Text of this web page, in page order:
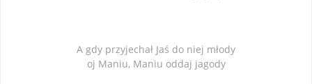
A gdy przyjechał Jaś do niej młody
oj Maniu, Maniu oddaj jagody